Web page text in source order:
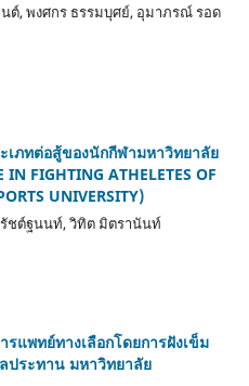
, พงศกร ธรรมบุศย์, อุมาภรณ์ รอด
ภทต่อสู้ของนักกีฬามหาวิทยาลัย
FIGHTING ATHELETES OF
UNIVERSITY)
ชต์ฐนนท์, วิทิต มิตรานันท์
แพทย์ทางเลือกโดยการฝังเข็ม
ระทาน มหาวิทยาลัย